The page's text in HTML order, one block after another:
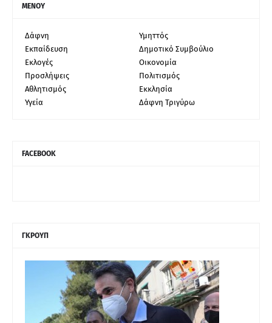
ΜΕΝΟΥ
Δάφνη
Υμηττός
Εκπαίδευση
Δημοτικό Συμβούλιο
Εκλογές
Οικονομία
Προσλήψεις
Πολιτισμός
Αθλητισμός
Εκκλησία
Υγεία
Δάφνη Τριγύρω
FACEBOOK
ΓΚΡΟΥΠ